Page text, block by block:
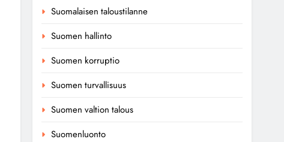
Suomalaisen taloustilanne
Suomen hallinto
Suomen korruptio
Suomen turvallisuus
Suomen valtion talous
Suomenluonto